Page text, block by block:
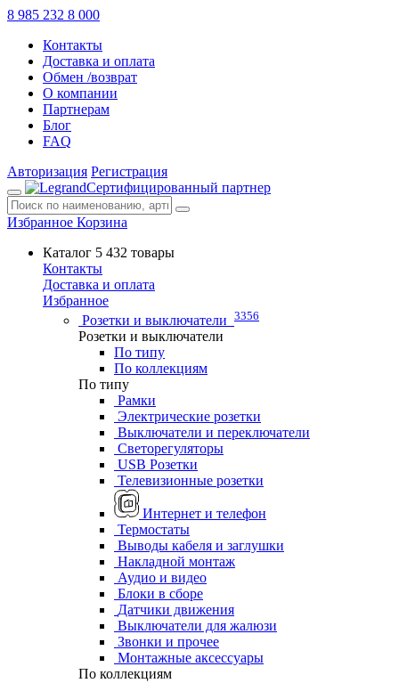
8 985 232 8 000
Контакты
Доставка и оплата
Обмен /возврат
О компании
Партнерам
Блог
FAQ
Авторизация Регистрация
Сертифицированный партнер
Избранное Корзина
Каталог 5 432 товары
Контакты
Доставка и оплата
Избранное
Розетки и выключатели 3356
Розетки и выключатели
По типу
По коллекциям
По типу
Рамки
Электрические розетки
Выключатели и переключатели
Светорегуляторы
USB Розетки
Телевизионные розетки
Интернет и телефон
Термостаты
Выводы кабеля и заглушки
Накладной монтаж
Аудио и видео
Блоки в сборе
Датчики движения
Выключатели для жалюзи
Звонки и прочее
Монтажные аксессуары
По коллекциям